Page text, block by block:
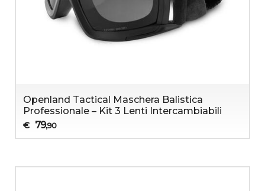
Openland Tactical Maschera Balistica
Professionale – Kit 3 Lenti Intercambiabili
€ 79,90